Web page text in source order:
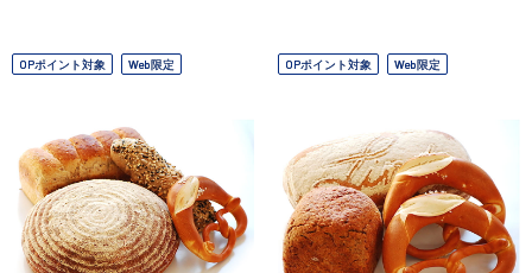
OPポイント対象 Web限定 OPポイント対象 Web限定